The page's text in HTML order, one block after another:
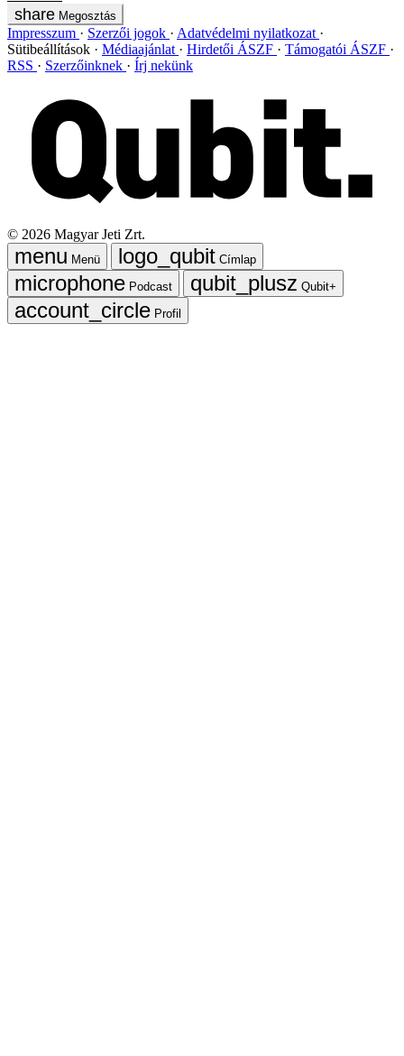
Megosztás
Impresszum Szerzői jogok
Adatvédelmi nyilatkozat
Sütibeállítások
Médiaajánlat Hirdetői ÁSZF
Támogatói ÁSZF
RSS
Szerzőinknek Írj nekünk
© 2026 Magyar Jeti Zrt.
Menü
Címlap
Podcast
Qubit+
Profil